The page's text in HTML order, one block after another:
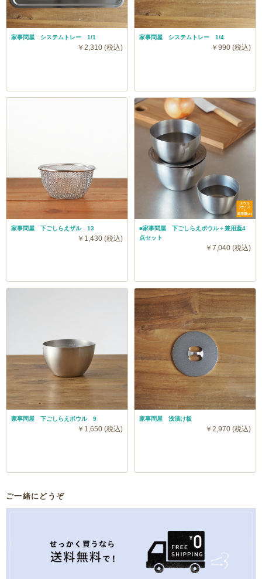
家事問屋 システムトレー 1/1
￥2,310 (税込)
家事問屋 システムトレー 1/4
￥990 (税込)
家事問屋 下ごしらえザル 13
￥1,430 (税込)
■家事問屋 下ごしらえボウル＋兼用蓋4
点セット
￥7,040 (税込)
家事問屋 下ごしらえボウル 9
￥1,650 (税込)
家事問屋 浅漬け板
￥2,970 (税込)
ご一緒にどうぞ